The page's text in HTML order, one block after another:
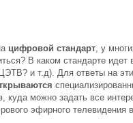
цифровой стандарт, у
В каком стандарте
и т.д). Для ответы на
куда можно задать все
эфирного телевидения